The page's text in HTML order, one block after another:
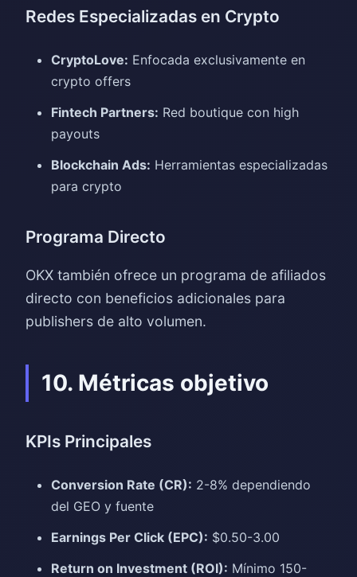
Redes Especializadas en Crypto
CryptoLove: Enfocada exclusivamente en
crypto offers
Fintech Partners: Red boutique con high
payouts
Blockchain Ads: Herramientas especializadas
para crypto
Programa Directo
OKX también ofrece un programa de afiliados
directo con beneficios adicionales para
publishers de alto volumen.
10. Métricas objetivo
KPIs Principales
Conversion Rate (CR): 2-8% dependiendo
del GEO y fuente
Earnings Per Click (EPC): $0.50-3.00
Return on Investment (ROI): Mínimo 150-